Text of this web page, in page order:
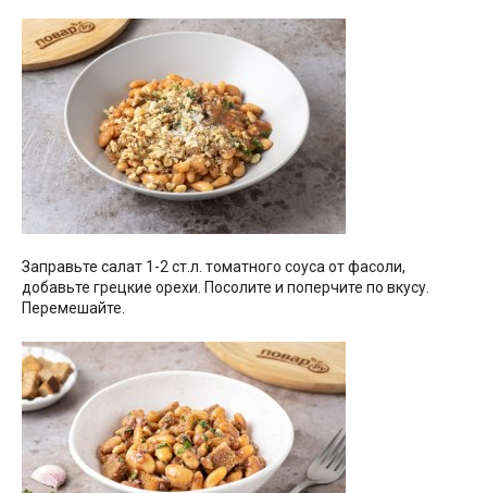
Заправьте салат 1-2 ст.л. томатного соуса от фасоли,
добавьте грецкие орехи. Посолите и поперчите по вкусу.
Перемешайте.